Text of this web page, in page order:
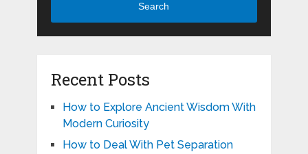
Search
Recent Posts
How to Explore Ancient Wisdom With
Modern Curiosity
How to Deal With Pet Separation